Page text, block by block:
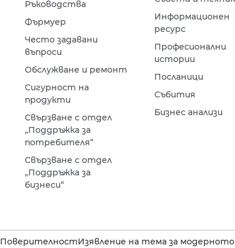
Ръководства
Фърмуер
Често задавани
въпроси
Обслужване и ремонт
Сигурност на
продукти
Свързване с отдел
„Поддръжка за
потребителя“
Свързване с отдел
„Поддръжка за
бизнеси“
Информационен
ресурс
Професионални
истории
Посланици
Събития
Бизнес анализи
ПоверителностИзявление на тема за